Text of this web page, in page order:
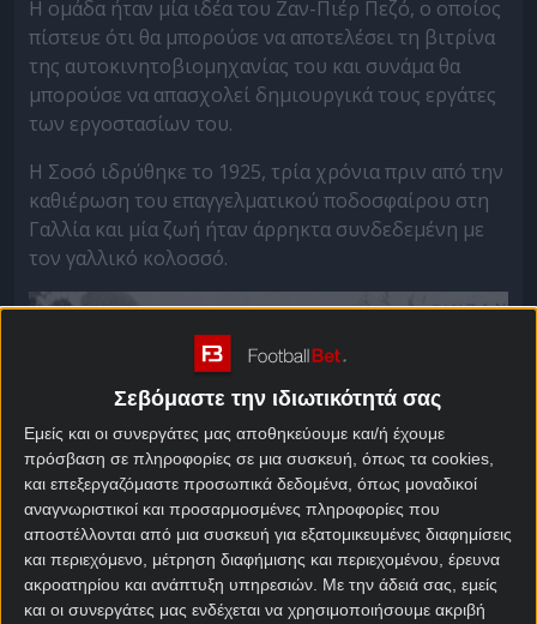
Σεβόμαστε την ιδιωτικότητά σας
Εμείς και οι συνεργάτες μας αποθηκεύουμε και/ή έχουμε
πρόσβαση σε πληροφορίες σε μια συσκευή, όπως τα cookies,
και επεξεργαζόμαστε προσωπικά δεδομένα, όπως μοναδικοί
αναγνωριστικοί και προσαρμοσμένες πληροφορίες που
αποστέλλονται από μια συσκευή για εξατομικευμένες διαφημίσεις
και περιεχόμενο, μέτρηση διαφήμισης και περιεχομένου, έρευνα
ακροατηρίου και ανάπτυξη υπηρεσιών. Με την άδειά σας, εμείς
και οι συνεργάτες μας ενδέχεται να χρησιμοποιήσουμε ακριβή
Η ομάδα ήταν μία ιδέα του Ζαν-Πιέρ Πεζό, ο οποίος
πίστευε ότι θα μπορούσε να αποτελέσει τη βιτρίνα
της αυτοκινητοβιομηχανίας του και συνάμα θα
μπορούσε να απασχολεί δημιουργικά τους εργάτες
των εργοστασίων του.
Η Σοσό ιδρύθηκε το 1925, τρία χρόνια πριν από την
καθιέρωση του επαγγελματικού ποδοσφαίρου στη
Γαλλία και μία ζωή ήταν άρρηκτα συνδεδεμένη με
τον γαλλικό κολοσσό.